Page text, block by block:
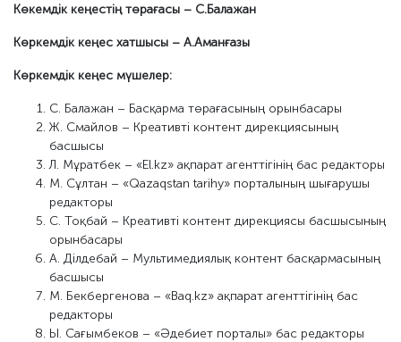
Көкемдік кеңестің төрағасы – С.Балажан
Көркемдік кеңес хатшысы – А.Аманғазы
Көркемдік кеңес мүшелер:
С. Балажан – Басқарма төрағасының орынбасары
Ж. Смайлов – Креативті контент дирекциясының
басшысы
Л. Мұратбек – «El.kz» ақпарат агенттігінің бас редакторы
М. Сұлтан – «Qazaqstan tarihy» порталының шығарушы
редакторы
С. Тоқбай – Креативті контент дирекциясы басшысының
орынбасары
А. Ділдебай – Мультимедиялық контент басқармасының
басшысы
М. Бекбергенова – «Baq.kz» ақпарат агенттігінің бас
редакторы
Ы. Сағымбеков – «Әдебиет порталы» бас редакторы